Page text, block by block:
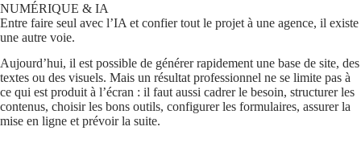
NUMÉRIQUE & IA
Entre faire seul avec l’IA et confier tout le projet à une agence, il existe
une autre voie.
Aujourd’hui, il est possible de générer rapidement une base de site, des
textes ou des visuels. Mais un résultat professionnel ne se limite pas à
ce qui est produit à l’écran : il faut aussi cadrer le besoin, structurer les
contenus, choisir les bons outils, configurer les formulaires, assurer la
mise en ligne et prévoir la suite.